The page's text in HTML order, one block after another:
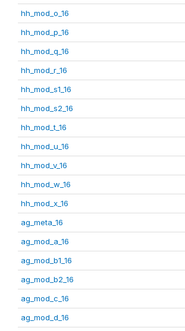
hh_mod_o_16
hh_mod_p_16
hh_mod_q_16
hh_mod_r_16
hh_mod_s1_16
hh_mod_s2_16
hh_mod_t_16
hh_mod_u_16
hh_mod_v_16
hh_mod_w_16
hh_mod_x_16
ag_meta_16
ag_mod_a_16
ag_mod_b1_16
ag_mod_b2_16
ag_mod_c_16
ag_mod_d_16